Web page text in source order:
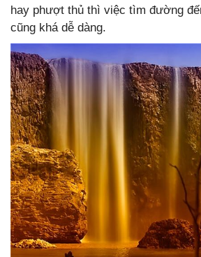
hay phượt thủ thì việc tìm đường
cũng khá dễ dàng.